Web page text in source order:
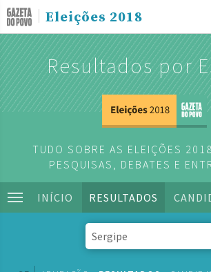
Eleições 2018
Resultados por
TUDO SOBRE AS ELEIÇÕES
PESQUISAS, DEBATES E
INÍCIO RESULTADOS